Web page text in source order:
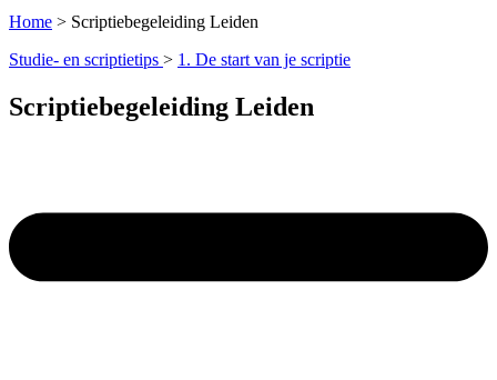
Home > Scriptiebegeleiding Leiden
Studie- en scriptietips > 1. De start van je scriptie
Scriptiebegeleiding Leiden